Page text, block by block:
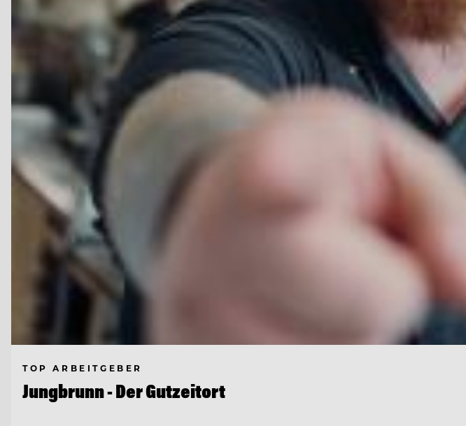
TOP ARBEITGEBER
Jungbrunn - Der Gutzeitort